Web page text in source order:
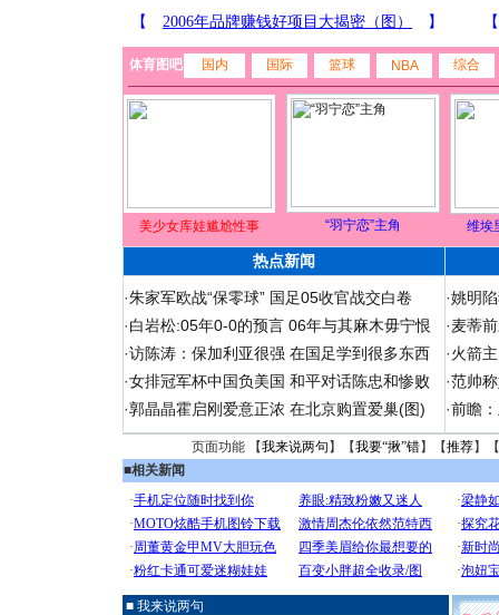
体育图吧 国内 国际 篮球 NBA 综合
美少女库娃尴尬性事 “羽宁恋”主角 维埃
热点新闻
·朱家军欧战“保零球” 国足05收官战交白卷
·白岩松:05年0-0的预言 06年与其麻木毋宁恨
·访陈涛：保加利亚很强 在国足学到很多东西
·女排冠军杯中国负美国 和平对话陈忠和惨败
·郭晶晶霍启刚爱意正浓 在北京购置爱巢(图)
·姚明
·麦蒂
·火箭
·范帅
·前瞻
页面功能 【我来说两句 】【我要“揪”错】【推荐】
■相关新闻
■ 我来说两句